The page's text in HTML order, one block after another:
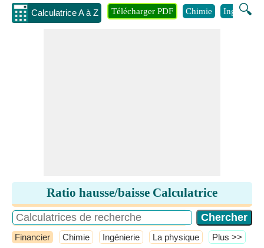
Calculatrice A à Z 🔍
Télécharger PDF Chimie Ingénierie
Ratio hausse/baisse Calculatrice
Financier Chimie Ingénierie La physique ​Plus >>